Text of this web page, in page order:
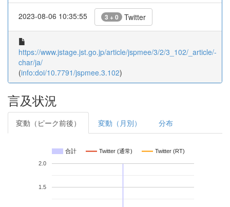
2023-08-06 10:35:55 3 + 0 Twitter
https://www.jstage.jst.go.jp/article/jspmee/3/2/3_102/_article/-
char/ja/
(info:doi/10.7791/jspmee.3.102)
言及状況
変動（ピーク前後） 変動（月別） 分布
合計 Twitter (通常) Twitter (RT)
1.5
2.0